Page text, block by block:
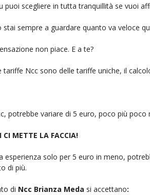
puoi scegliere in tutta tranquillità se vuoi
sempre a guardare quanto va veloce
non piace. E a te?
Ncc sono delle tariffe uniche, il
potrebbe variare di 5 euro, poco più poco
CI METTE LA FACCIA!
solo per 5 euro in meno,
di più.
di Ncc Brianza Meda si accettano: